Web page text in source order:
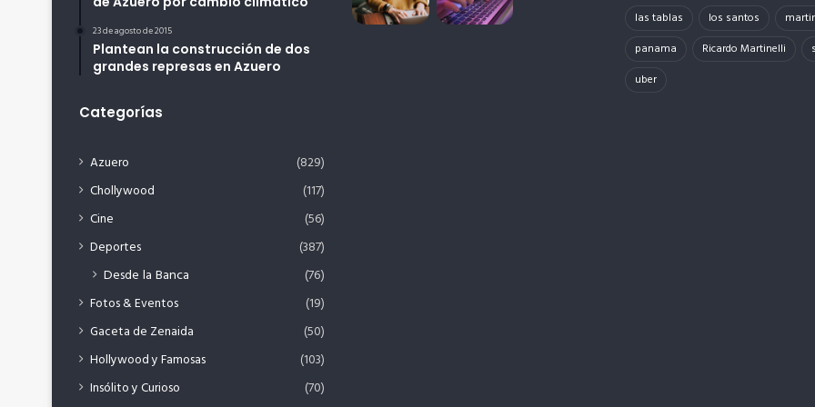
23 de agosto de 2015
Plantean la construcción de dos
grandes represas en Azuero
Categorías
Azuero
(829)
Chollywood
(117)
Cine
(56)
Deportes
(387)
Desde la Banca (76)
Fotos & Eventos
(19)
Gaceta de Zenaida
(50)
Hollywood y Famosas
(103)
Insólito y Curioso
(70)
las tablas
los santos
panama
Ricardo Martinelli
uber